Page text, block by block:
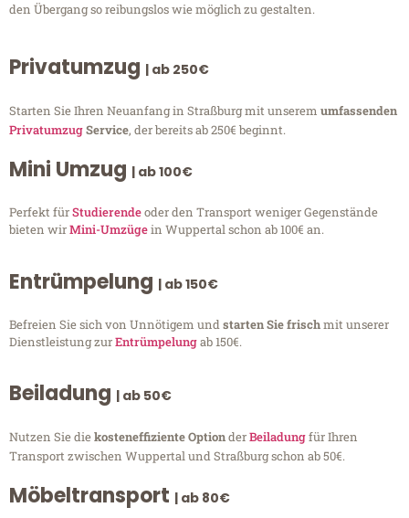
den Übergang so reibungslos wie möglich zu gestalten.
Privatumzug | ab 250€
Starten Sie Ihren Neuanfang in Straßburg mit unserem umfassenden
PrivatumzugService, der bereits ab 250€ beginnt.
Mini Umzug | ab 100€
Perfekt fürStudierendeoder den Transport weniger Gegenstände
bieten wirMini-Umzügein Wuppertal schon ab 100€ an.
Entrümpelung | ab 150€
Befreien Sie sich von Unnötigem undstarten Sie frischmit unserer
Dienstleistung zurEntrümpelungab 150€.
Beiladung | ab 50€
Nutzen Sie diekosteneffiziente OptionderBeiladungfür Ihren
Transport zwischen Wuppertal und Straßburg schon ab 50€.
Möbeltransport | ab 80€